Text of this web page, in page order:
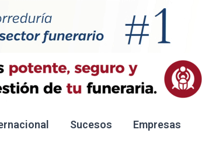
Sucesos Empresas